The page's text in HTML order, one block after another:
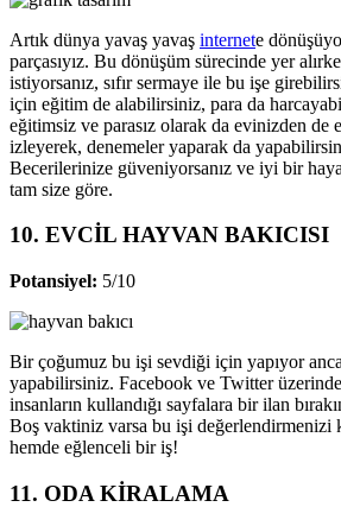
Artık dünya yavaş yavaş internete
parçasıyız. Bu dönüşüm sürecinde yer
istiyorsanız, sıfır sermaye ile bu işe
için eğitim de alabilirsiniz, para da
eğitimsiz ve parasız olarak da evinizden de
izleyerek, denemeler yaparak da
Becerilerinize güveniyorsanız ve iyi bir
tam size göre.
10. EVCİL HAYVAN BAKICISI
Potansiyel: 5/10
Bir çoğumuz bu işi sevdiği için yapıyor
yapabilirsiniz. Facebook ve Twitter
insanların kullandığı sayfalara bir ilan
Boş vaktiniz varsa bu işi değerlendirmenizi
hemde eğlenceli bir iş!
11. ODA KİRALAMA